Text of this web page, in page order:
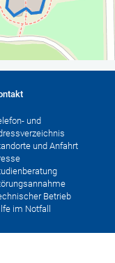
und
und Anfahrt
Betrieb
im Notfall